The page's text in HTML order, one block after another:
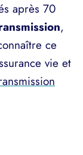
après 70
,
ce
vie et